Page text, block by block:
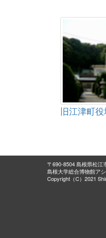
旧江津町
〒690-8504 島根県松江
島根大学総合博物館ア
Copyright（C）2021